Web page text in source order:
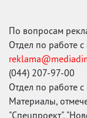
По вопросам
Отдел по работе
(044) 207-97-00
Отдел по работе
Материалы,
"Спецпроект",